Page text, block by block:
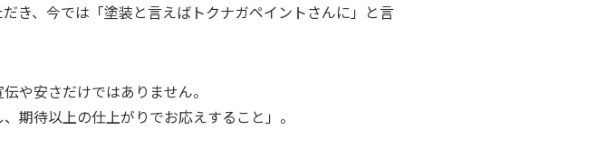
き、今では「塗装と言えばトクナガペイントさんに」と言
や安さだけではありません。
期待以上の仕上がりでお応えすること」。